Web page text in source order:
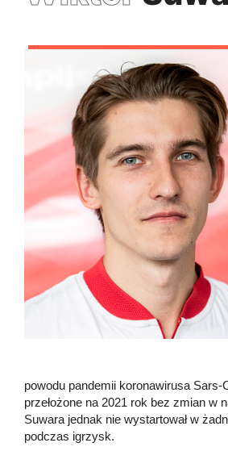
powodu pandemii koronawirusa Sars-
przełożone na 2021 rok bez zmian w
Suwara jednak nie wystartował w
podczas igrzysk.